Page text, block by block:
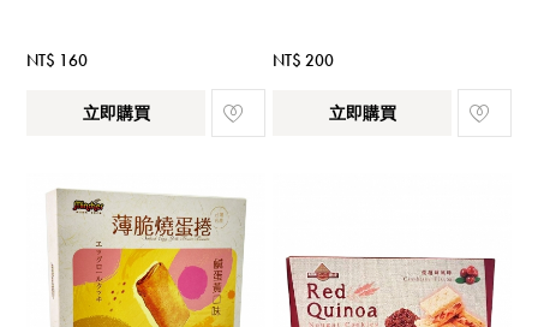
NT$ 160
立即購買
NT$ 200
立即購買